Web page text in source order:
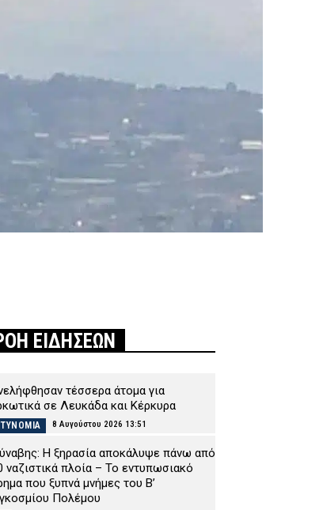
ΕΙΔΗΣΕΩΝ
τέσσερα άτομα για
σε Λευκάδα και Κέρκυρα
8 Αυγούστου 2026 13:51
Η ξηρασία αποκάλυψε πάνω από
ναζιστικά πλοία – Το εντυπωσιακό
που ξυπνά μνήμες του Β’
Πολέμου